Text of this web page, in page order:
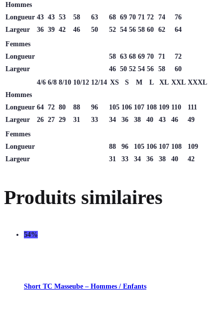
Hommes
Longueur 43 43 53 58 63 68 69 70 71 72 74
76
Largeur
36 39 42 46 50 52 54 56 58 60 62
64
Femmes
Longueur
58 63 68 69 70 71
72
Largeur
46 50 52 54 56 58
60
4/6 6/8 8/10 10/12 12/14 XS S M L XL XXL XXXL
Hommes
Longueur 64 72 80 88 96 105 106 107 108 109 110
111
Largeur
26 27 29 31 33 34 36 38 40 43 46
49
Femmes
Longueur
88 96 105 106 107 108
109
Largeur
31 33 34 36 38 40 42
Produits similaires
54%
Short TC Masseube – Hommes / Enfants